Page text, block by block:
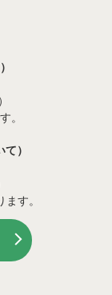
。
）
す。